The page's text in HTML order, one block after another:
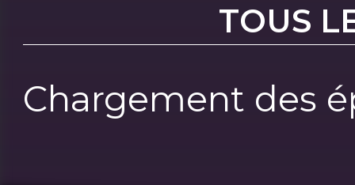
TOUS
Chargement des